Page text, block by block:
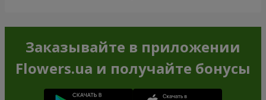
Заказывайте в приложении
Flowers.ua и получайте бонусы